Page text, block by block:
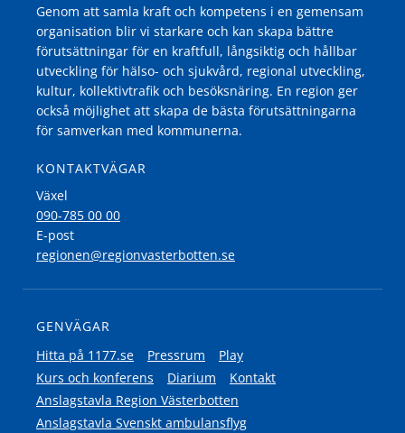
Genom att samla kraft och kompetens i en gemensam
organisation blir vi starkare och kan skapa bättre
förutsättningar för en kraftfull, långsiktig och hållbar
utveckling för hälso- och sjukvård, regional utveckling,
kultur, kollektivtrafik och besöksnäring. En region ger
också möjlighet att skapa de bästa förutsättningarna
för samverkan med kommunerna.
KONTAKTVÄGAR
Växel
090-785 00 00
E-post
regionen@regionvasterbotten.se
GENVÄGAR
Hitta på 1177.se
Pressrum
Play
Kurs och konferens
Diarium
Kontakt
Anslagstavla Region Västerbotten
Anslagstavla Svenskt ambulansflyg